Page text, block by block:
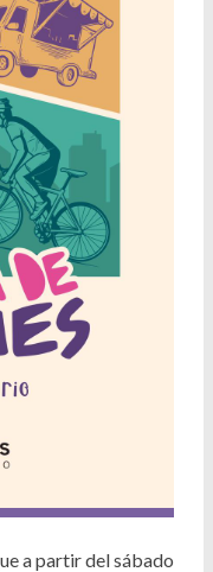
a partir del sábado